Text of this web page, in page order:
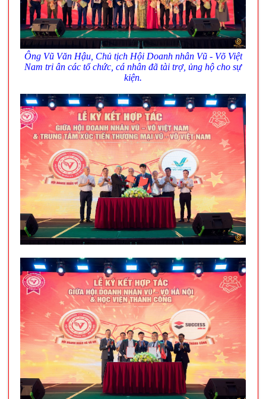
Ông Vũ Văn Hậu, Chủ tịch Hội Doanh nhân Vũ - Võ Việt
Nam tri ân các tổ chức, cá nhân đã tài trợ, ủng hộ cho sự
kiện.